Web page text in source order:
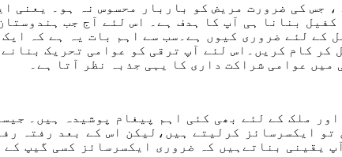
جس کی ضرورت مریض کو باربار محسوس نہ ہو۔ یعنی
بنانا ہی آپ کا ہدف ہے۔ اس لئے آج جب
کے لئے ضروری کیوں ہے۔سب سے اہم بات یہ ہے کہ
کام کریں۔اس لئے آپ ترقی کو عوامی تحریک
عوامی شراکت داری کا یہی جذبہ نظر آتا ہے۔
ملک کے لئے بھی کئی اہم پیغام پوشیدہ ہیں۔
ایکسرسائز کرلیتے ہیں،لیکن اس کے بعد رفتہ
یقینی بناتےہیں کہ ضروری ایکسرسائز کسی گیپ